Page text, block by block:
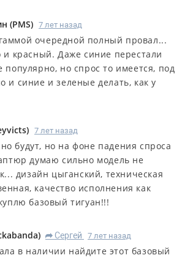
(PMS) 7 лет назад
очередной полный провал...
и красный. Даже синие перестали
популярно, но спрос то имеется, под
и синие и зеленые делать, как у
) 7 лет назад
будут, но на фоне падения спроса
думаю сильно модель не
дизайн цыганский, техническая
качество исполнения как
базовый тигуан!!!
) R Сергей 7 лет назад
в наличии найдите этот базовый